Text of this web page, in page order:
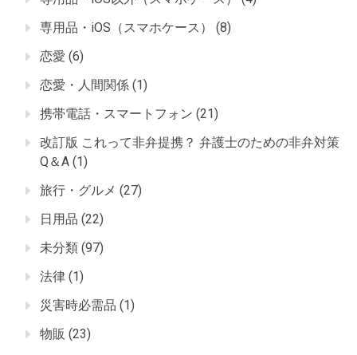
専用品・iOS（スマホケース）
(8)
恋愛 (6)
恋愛・人間関係 (1)
携帯電話・スマートフォン (21)
改訂版 これって非弁提携？ 弁護士のための非弁対策
Q＆A (1)
旅行・グルメ (27)
日用品 (22)
未分類 (97)
法律 (1)
災害時必需品 (1)
物販 (23)